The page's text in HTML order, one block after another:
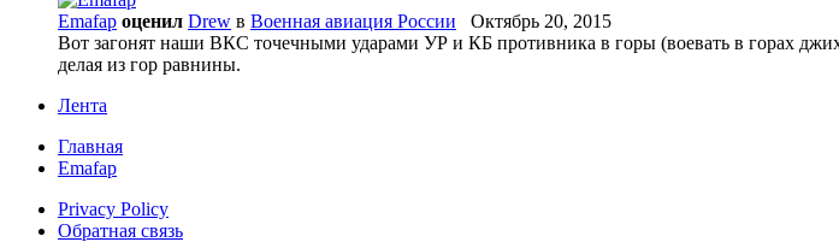
Emafap оценил Drew в Военная авиация России
Октябрь 20, 2015
Вот загонят наши ВКС точечными ударами УР и КБ противника в горы (воевать в горах
делая из гор равнины.
Лента
Главная
Emafap
Privacy Policy
Обратная связь